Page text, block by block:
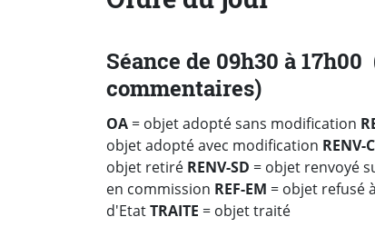
Séance de 09h30 à 17h00
commentaires)
OA = objet adopté sans modification
objet adopté avec modification RENV-C
objet retiré RENV-SD = objet renvoyé
en commission REF-EM = objet refusé
d'EtatTRAITE = objet traité